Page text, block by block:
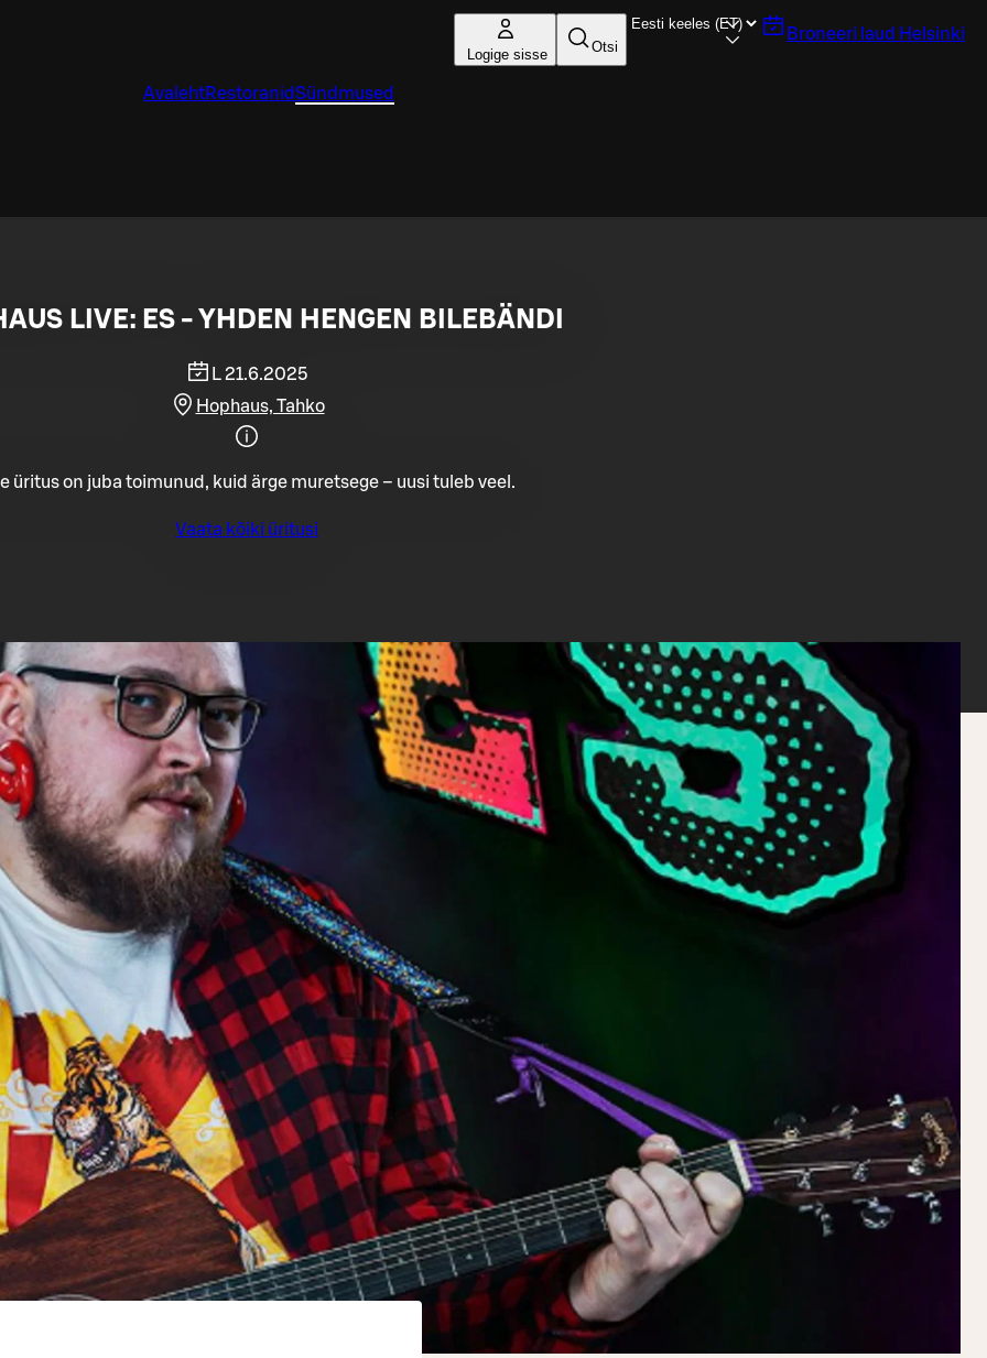
Logige sisse Otsi
Broneeri laud Helsinki
AvalehtRestoranidSündmused
LIVE: ES - YHDEN HENGEN BILEBÄNDI
L 21.6.2025
Hophaus, Tahko
üritus on juba toimunud, kuid ärge muretsege – uusi tuleb veel.
Vaata kõiki üritusi